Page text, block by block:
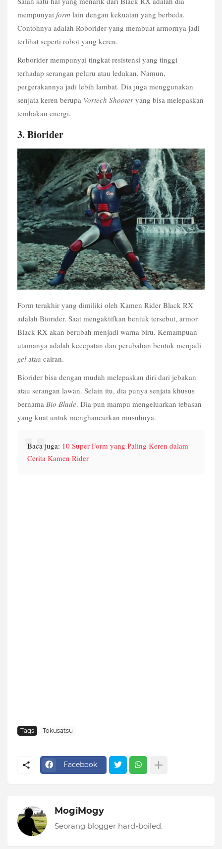
mempunyai form lain dengan kekuatan yang berbeda.
Contohnya adalah Roborider yang membuat armornya jadi
terlihat seperti robot yang keren.
Roborider mempunyai tingkat resistensi yang tinggi
terhadap serangan peluru atau ledakan. Namun,
pergerakannya jadi lebih lambat. Dia juga menggunakan
senjata keren berupa Vortech Shooter yang bisa melepaskan
tembakan energi.
3. Biorider
Form terakhir yang dimiliki oleh Kamen Rider Black RX
adalah Biorider. Saat mengaktifkan bentuk tersebut, armor
Black RX akan berubah menjadi warna biru. Kemampuan
gel atau cairan.
Biorider bisa dengan mudah melepaskan diri dari jebakan
atau serangan lawan. Selain itu, dia punya senjata khusus
bernama Bio Blade. Dia pun mampu mengeluarkan tebasan
yang kuat untuk menghancurkan musuhnya.
Baca juga: 10 Super Form yang Paling Keren dalam
Cerita Kamen Rider
Tags Tokusatsu
Facebook
MogiMogy
Seorang blogger hard-boiled.